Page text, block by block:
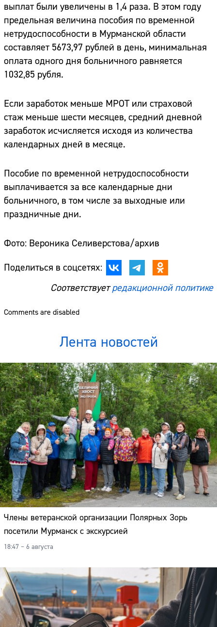
выплат были увеличены в 1,4 раза. В этом году
предельная величина пособия по временной
нетрудоспособности в Мурманской области
составляет 5673,97 рублей в день, минимальная
оплата одного дня больничного равняется
1032,85 рубля.
Если заработок меньше МРОТ или страховой
стаж меньше шести месяцев, средний дневной
заработок исчисляется исходя из количества
календарных дней в месяце.
Пособие по временной нетрудоспособности
выплачивается за все календарные дни
больничного, в том числе за выходные или
праздничные дни.
Фото: Вероника Селиверстова/архив
Поделиться в соцсетях:
Соответствуетредакционной политике
Comments are disabled
Лента новостей
Члены ветеранской организации Полярных Зорь
посетили Мурманск с экскурсией
18:47 – 6 августа